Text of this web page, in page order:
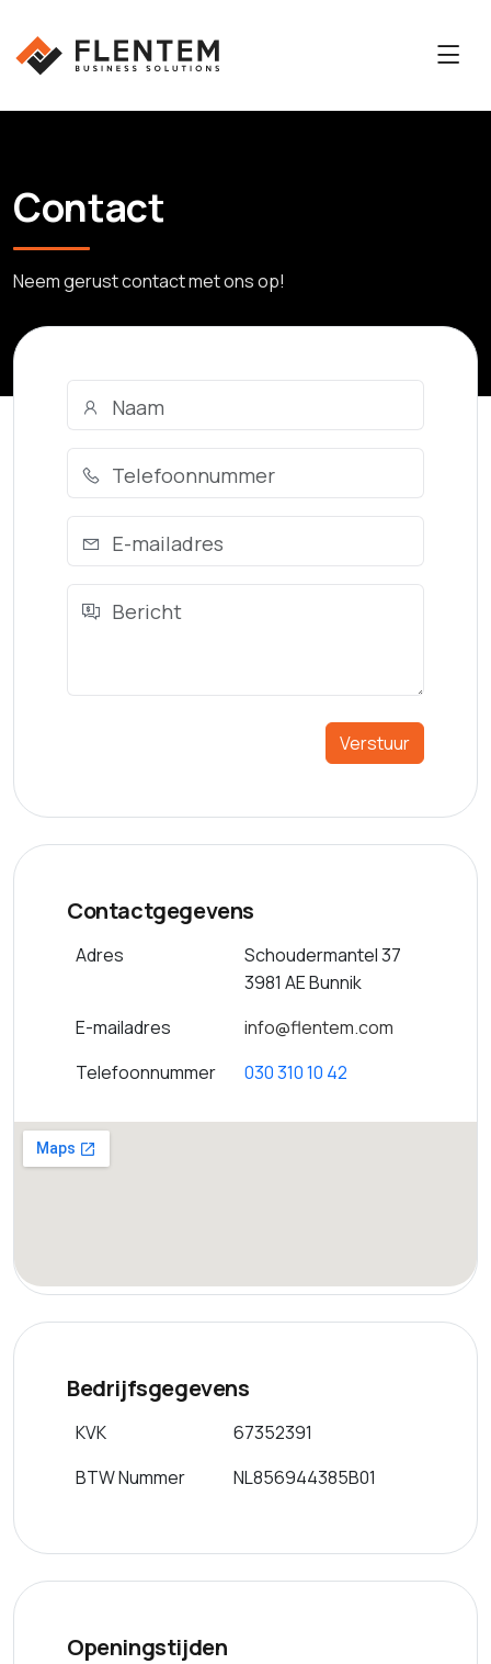
Contact
Neem gerust contact met ons op!
Verstuur
Contactgegevens
Adres
Schoudermantel 37
3981 AE Bunnik
E-mailadres
info@flentem.com
Telefoonnummer
030 310 10 42
Bedrijfsgegevens
KVK
67352391
BTW Nummer
NL856944385B01
Openingstijden